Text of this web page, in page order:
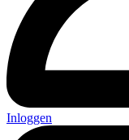
Inloggen